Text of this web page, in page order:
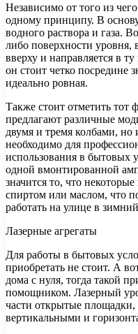
Независимо от того из
одному принципу. В
водного раствора и газа.
либо поверхности уровня,
вверху и направляется в
он стоит четко посредине
идеально ровная.
Также стоит отметить тот
предлагают различные
двумя и тремя колбами,
необходимо для
использования в бытовых
одной вмонтированной
значится то, что
спиртом или маслом, что
работать на улице в
Лазерные агрегаты
Для работы в бытовых
приобретать не стоит. А
дома с нуля, тогда такой
помощником. Лазерный
части открытые
вертикальными и